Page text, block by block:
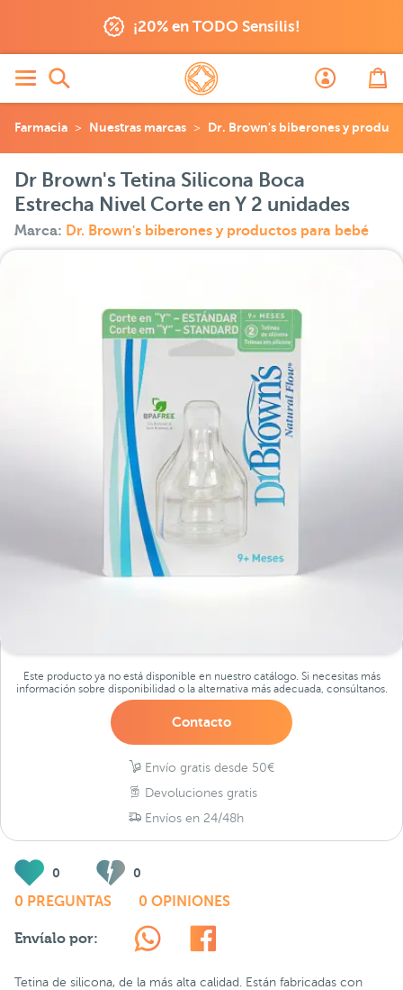
¡20% en TODO Sensilis!
Farmacia Nuestras marcas Dr. Brown's biberones y
Dr Brown's Tetina Silicona Boca
Estrecha Nivel Corte en Y 2 unidades
Marca: Dr. Brown's biberones y productos para bebé
Este producto ya no está disponible en nuestro catálogo. Si necesitas más
información sobre disponibilidad o la alternativa más adecuada, consúltanos.
Contacto
Envío gratis desde 50€
Devoluciones gratis
Envíos en 24/48h
0 0
0 PREGUNTAS 0 OPINIONES
Envíalo por:
Tetina de silicona, de la más alta calidad. Están fabricadas con